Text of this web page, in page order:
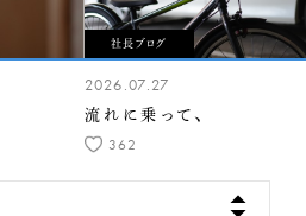
社長ブログ
2026.07.27
流れに乗って、
362